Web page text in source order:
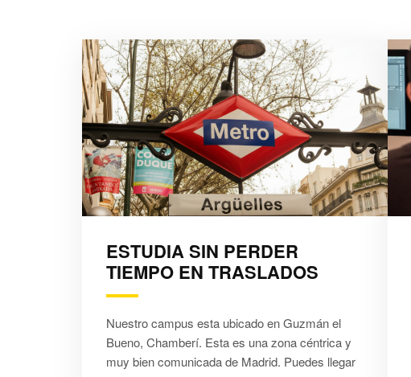
ESTUDIA SIN PERDER
TIEMPO EN TRASLADOS
Nuestro campus esta ubicado en Guzmán el
Bueno, Chamberí. Esta es una zona céntrica y
muy bien comunicada de Madrid. Puedes llegar